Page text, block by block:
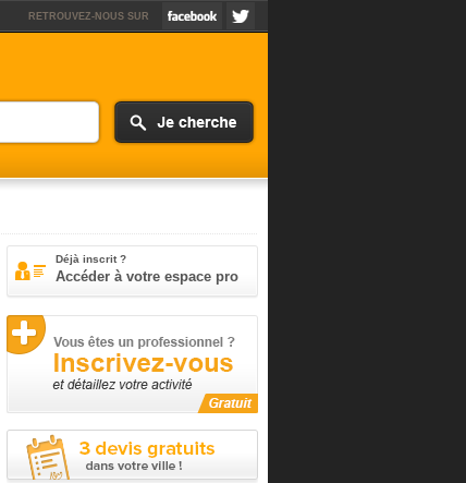
RETROUVEZ-NOUS SUR
Déjà inscrit ?
Accéder à votre espace pro